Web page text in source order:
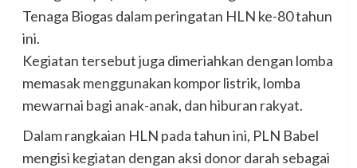
Tenaga Biogas dalam peringatan HLN ke-80 tahun
ini.
Kegiatan tersebut juga dimeriahkan dengan lomba
memasak menggunakan kompor listrik, lomba
mewarnai bagi anak-anak, dan hiburan rakyat.
Dalam rangkaian HLN pada tahun ini, PLN Babel
mengisi kegiatan dengan aksi donor darah sebagai